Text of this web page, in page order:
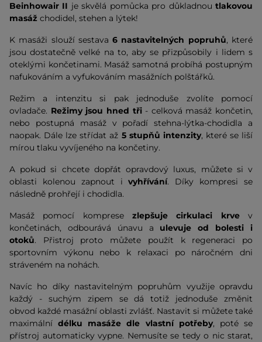
Beinhowair II je skvělá pomůcka pro důkladnou tlakovou
masáž chodidel, stehen a lýtek!
K masáži slouží sestava6 nastavitelných popruhů, které
jsou dostatečně velké na to, aby se přizpůsobily i lidem s
oteklými končetinami. Masáž samotná probíhá postupným
nafukováním a vyfukováním masážních polštářků.
Režim a intenzitu
si pak jednoduše zvolíte pomocí
ovladače. Režimy jsou hned tři - celková masáž končetin,
nebo postupná masáž v pořadí stehna-lýtka-chodidla a
naopak. Dále lze střídat až 5 stupňů intenzity, které se liší
mírou tlaku vyvíjeného na končetiny.
A pokud si chcete dopřát opravdový luxus, můžete si v
oblasti kolenou zapnout ivyhřívání. Díky kompresi se
následně prohřejí i chodidla.
Masáž pomocí kompresezlepšuje cirkulaci krvev
končetinách, odbourává únavu a ulevuje od bolesti i
otoků. Přistroj proto můžete použít k regeneraci po
sportovním výkonu nebo k relaxaci po náročném dni
stráveném na nohách.
Navíc ho díky nastavitelným popruhům využije opravdu
každý - suchým zipem se dá totiž jednoduše změnit
obvod každé masážní oblasti zvlášť. Nastavit si můžete také
maximálnídélku masáže dle vlastní potřeby, poté se
přístroj automaticky vypne. Nemusíte se tedy o nic starat,